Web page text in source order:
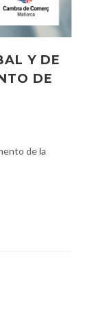
Y DE
DE
de la